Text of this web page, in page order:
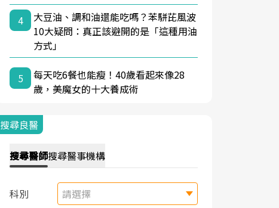
4
大豆油、調和油還能吃嗎？苯駢芘風波
10大疑問：真正該避開的是「這種用油
方式」
5
每天吃6餐也能瘦！40歲看起來像28
歲，美魔女的十大養成術
搜尋良醫
搜尋醫師搜尋醫事機構
科別 請選擇